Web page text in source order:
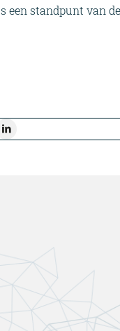
standpunt van